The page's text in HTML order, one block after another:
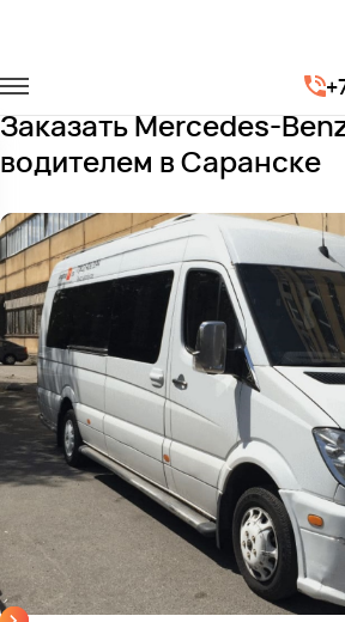
Микроавтобусы
Mercedes-Benz Sprinter
Заказать Mercedes-
водителем в Саранске